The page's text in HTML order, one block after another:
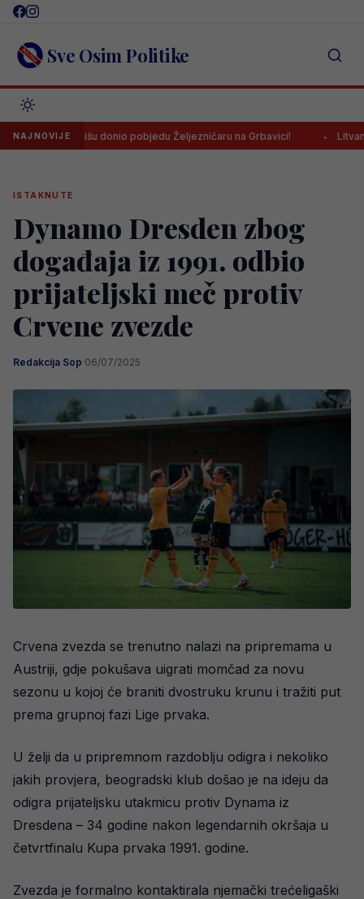
Skip
content Sve Osim Politike
NAJNOVIJE
finišu donio pobjedu Željezničaru na Grbavici! Litvanci u velikim
ISTAKNUTE
Dynamo Dresden zbog
događaja iz 1991. odbio
prijateljski meč protiv
Crvene zvezde
Redakcija Sop·06/07/2025
Crvena zvezda se trenutno nalazi na pripremama u
Austriji, gdje pokušava uigrati momčad za novu
sezonu u kojoj će braniti dvostruku krunu i tražiti put
prema grupnoj fazi Lige prvaka.
U želji da u pripremnom razdoblju odigra i nekoliko
jakih provjera, beogradski klub došao je na ideju da
odigra prijateljsku utakmicu protiv Dynama iz
Dresdena – 34 godine nakon legendarnih okršaja u
četvrtfinalu Kupa prvaka 1991. godine.
Zvezda je formalno kontaktirala njemački trećeligaški